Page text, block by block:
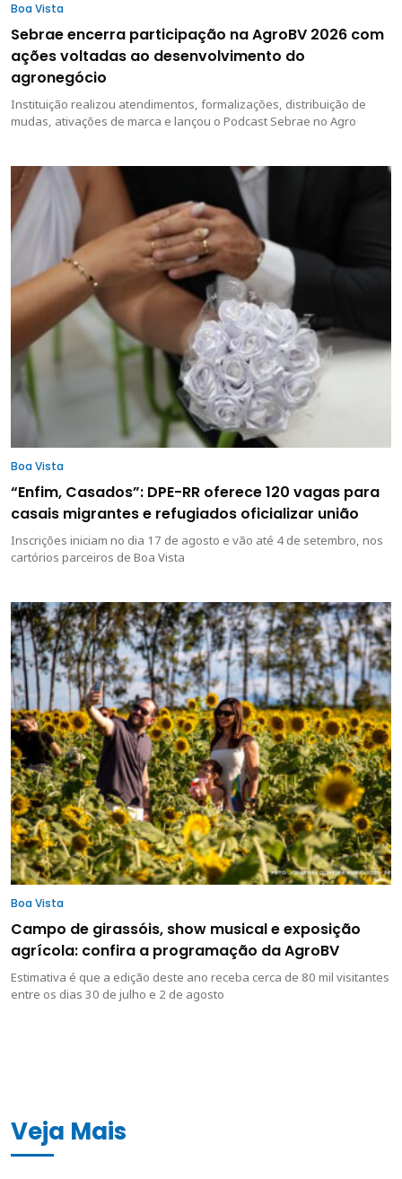
Boa Vista
Sebrae encerra participação na AgroBV 2026 com
ações voltadas ao desenvolvimento do
agronegócio
Instituição realizou atendimentos, formalizações, distribuição de
mudas, ativações de marca e lançou o Podcast Sebrae no Agro
Boa Vista
“Enfim, Casados”: DPE-RR oferece 120 vagas para
casais migrantes e refugiados oficializar união
Inscrições iniciam no dia 17 de agosto e vão até 4 de setembro, nos
cartórios parceiros de Boa Vista
Boa Vista
Campo de girassóis, show musical e exposição
agrícola: confira a programação da AgroBV
Estimativa é que a edição deste ano receba cerca de 80 mil visitantes
entre os dias 30 de julho e 2 de agosto
Veja Mais